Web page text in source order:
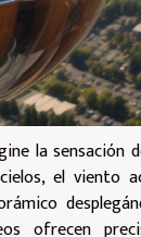
la sensación
el viento
ofrecen